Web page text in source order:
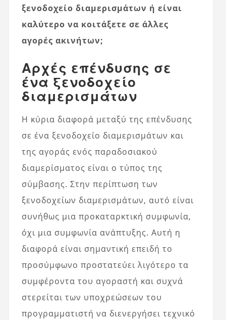
ξενοδοχείο διαμερισμάτων ή είναι
καλύτερο να κοιτάξετε σε άλλες
αγορές ακινήτων;
Αρχές επένδυσης σε
ένα ξενοδοχείο
διαμερισμάτων
Η κύρια διαφορά μεταξύ της επένδυσης
σε ένα ξενοδοχείο διαμερισμάτων και
της αγοράς ενός παραδοσιακού
διαμερίσματος είναι ο τύπος της
σύμβασης. Στην περίπτωση των
ξενοδοχείων διαμερισμάτων, αυτό είναι
συνήθως μια προκαταρκτική συμφωνία,
όχι μια συμφωνία ανάπτυξης. Αυτή η
διαφορά είναι σημαντική επειδή το
προσύμφωνο προστατεύει λιγότερο τα
συμφέροντα του αγοραστή και συχνά
στερείται των υποχρεώσεων του
προγραμματιστή να διενεργήσει τεχνικό